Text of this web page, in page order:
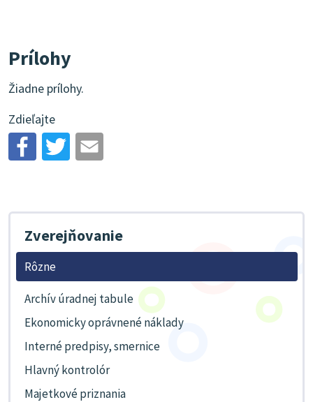
Prílohy
Žiadne prílohy.
Zdieľajte
Zverejňovanie
Rôzne
Archív úradnej tabule
Ekonomicky oprávnené náklady
Interné predpisy, smernice
Hlavný kontrolór
Majetkové priznania